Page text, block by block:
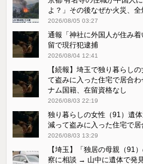
よ？」その後なぜか火災、全
2026/08/05 03:27
通報「神社に外国人が住み
留で現行犯逮捕
2026/08/04 12:41
【続報】埼玉で独り暮らし
て盗みに入った住宅で居合
ナム国籍、在留資格なし
2026/08/03 22:19
独り暮らしの女性（91）遺
減って盗みに入った住宅で居
2026/08/03 13:29
【埼玉】「独居の母親（91
察に相談 → 山中に遺体で発